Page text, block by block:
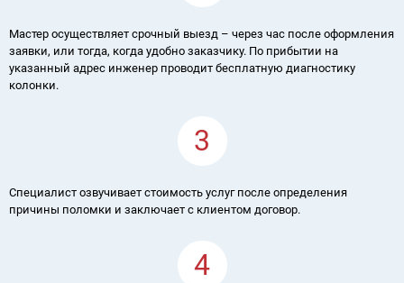
Мастер осуществляет срочный выезд – через час после оформления
заявки, или тогда, когда удобно заказчику. По прибытии на
указанный адрес инженер проводит бесплатную диагностику
колонки.
3
Специалист озвучивает стоимость услуг после определения
причины поломки и заключает с клиентом договор.
4